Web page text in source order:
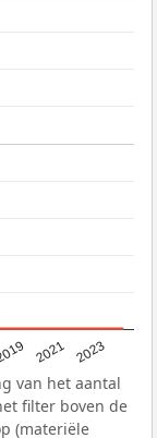
2021 2023
van het aantal
filter boven de
(materiële